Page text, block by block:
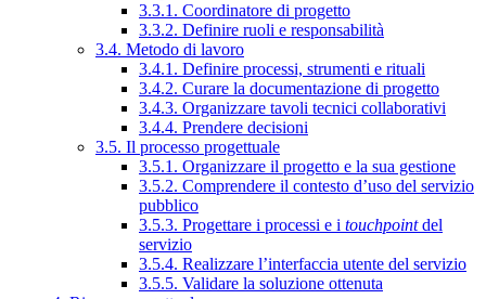
3.3.1. Coordinatore di progetto
3.3.2. Definire ruoli e responsabilità
3.4. Metodo di lavoro
3.4.1. Definire processi, strumenti e rituali
3.4.2. Curare la documentazione di progetto
3.4.3. Organizzare tavoli tecnici collaborativi
3.4.4. Prendere decisioni
3.5. Il processo progettuale
3.5.1. Organizzare il progetto e la sua gestione
3.5.2. Comprendere il contesto d’uso del servizio
pubblico
3.5.3. Progettare i processi e i touchpointdel
servizio
3.5.4. Realizzare l’interfaccia utente del servizio
3.5.5. Validare la soluzione ottenuta